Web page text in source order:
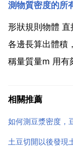
糖，然後燒一分
蔥，桂皮和八角
4...
測物質密度的所
形狀規則物體
各邊長算出體積
稱量質量m 用有
v 即是物體的體
相關推薦
如何測豆漿密度，
土豆切開以後發現